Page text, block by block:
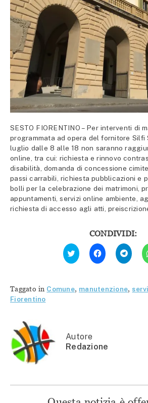
SESTO FIORENTINO – Per interventi di
programmata ad opera del fornitore Silfi
luglio dalle 8 alle 18 non saranno
online, tra cui: richiesta e rinnovo
disabilità, domanda di concessione
passi carrabili, richiesta pubblicazioni e
bolli per la celebrazione dei matrimoni,
appuntamenti, servizi online ambiente,
richiesta di accesso agli atti,
CONDIVIDI:
Fai
clic
qui
Twitter
(Si
Fai
clic
per
condividere
(Si
apre
Fai
clic
per
(Si
apre
Taggato in Comune, manutenzione,
Fiorentino
Autore
Redazione